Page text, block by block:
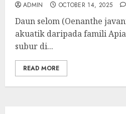
ADMIN OCTOBER 14, 2025
Daun selom (Oenanthe
akuatik daripada famili
subur di...
READ MORE